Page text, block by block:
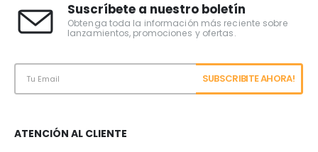
Suscríbete a nuestro boletín
Obtenga toda la información más reciente sobre
lanzamientos, promociones y ofertas.
ATENCIÓN AL CLIENTE